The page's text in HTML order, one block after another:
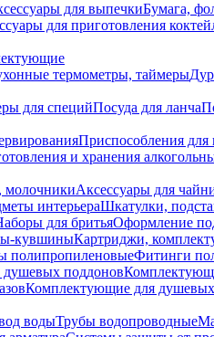
для выпечкиБумага,
для приготовления
термометры, таймеры
для специйПосуда для ланча
Приспособления для
и хранения
молочникиАксессуары для
интерьераШкатулки,
для бритьяОформление
кувшиныКартриджи,
полипропиленовыеФитинги
поддонов
Комплектующие для душевых
водыТрубы водопроводные